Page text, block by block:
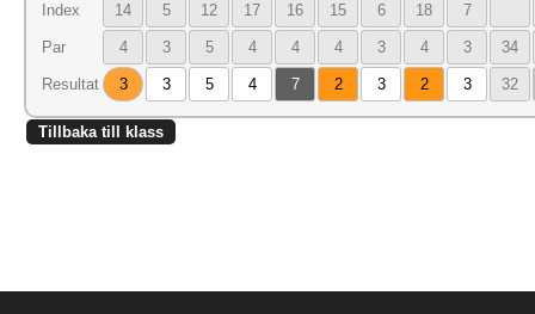
Index 14 5 12 17 16 15 6 18 7
Par 4 3 5 4 4 4 3 4 3 34
Resultat 3 3 5 4 7 2 3 2 3 32
Tillbaka till klass